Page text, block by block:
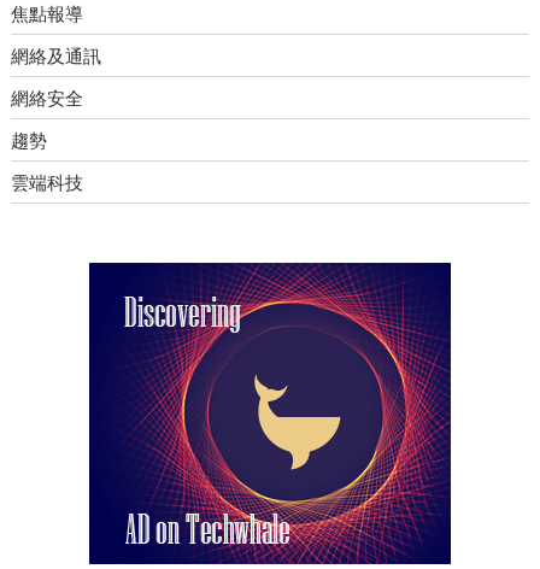
焦點報導
網絡及通訊
網絡安全
趨勢
雲端科技